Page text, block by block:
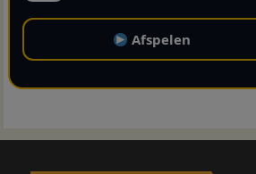
Afspelen